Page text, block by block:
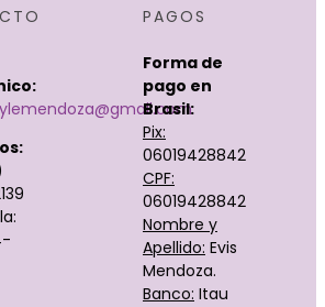
PAGOS
Forma de
pago en
Brasil:
Pix:
06019428842
CPF:
06019428842
Nombre y
Apellido: Evis
Mendoza.
Banco: Itau